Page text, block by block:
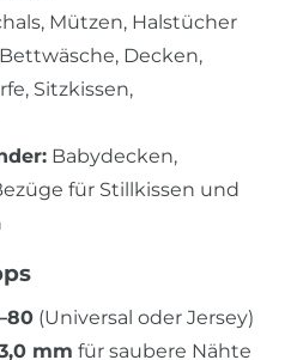
Mützen, Halstücher
Bettwäsche, Decken,
Sitzkissen,
Babydecken,
für Stillkissen und
(Universal oder Jersey)
mm für saubere Nähte